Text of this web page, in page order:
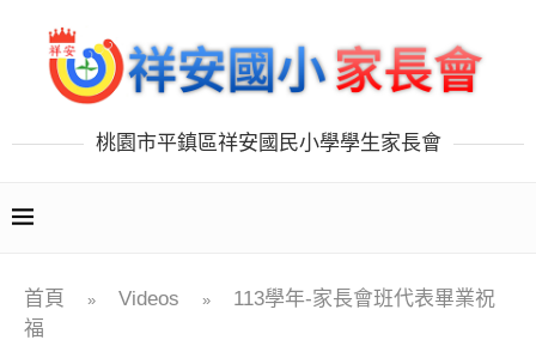
桃園市平鎮區祥安國民小學學生家長會
首頁 » Videos »
113學年-家長會班代表畢業祝
福